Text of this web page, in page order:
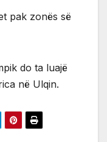
pak zonës së
do ta luajë
në Ulqin.